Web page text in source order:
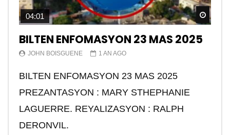
04:01
BILTEN ENFOMASYON 23 MAS 2025
JOHN BOISGUENE 1 AN AGO
BILTEN ENFOMASYON 23 MAS 2025
PREZANTASYON : MARY STHEPHANIE
LAGUERRE. REYALIZASYON : RALPH
DERONVIL.